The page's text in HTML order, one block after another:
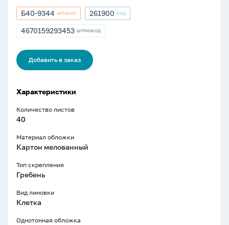
Артикул
Б40-
Б40-9344 АРТИКУЛ
Артикул
261900
261900 КОД
ШТРИХКОД
4670159293453 ШТРИХКОД
Добавить в заказ
Характеристики
Количество листов
40
Материал обложки
Картон мелованный
Тип скрепления
Гребень
Вид линовки
Клетка
Однотонная обложка